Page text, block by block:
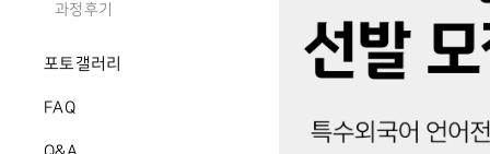
과정후기
포토갤러리
FAQ